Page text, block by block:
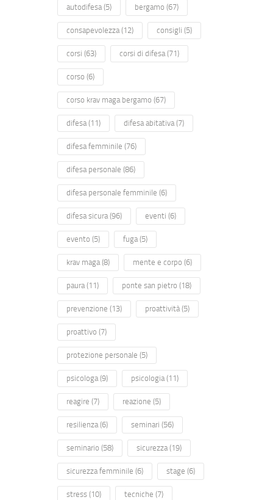
autodifesa(5) bergamo (67)
consapevolezza(12) consigli (5)
corsi (63) corsi di difesa(71)
corso (6)
corso krav maga bergamo (67)
difesa(11) difesa abitativa(7)
difesa femminile (76)
difesa personale (86)
difesa personale femminile (6)
difesa sicura(96) eventi (6)
evento (5) fuga(5)
krav maga(8) mente e corpo (6)
paura(11) ponte san pietro (18)
prevenzione (13) proattività(5)
proattivo (7)
protezione personale (5)
psicologa(9) psicologia(11)
reagire (7) reazione (5)
resilienza(6) seminari (56)
seminario (58) sicurezza(19)
sicurezza femminile (6) stage (6)
stress(10) tecniche (7)